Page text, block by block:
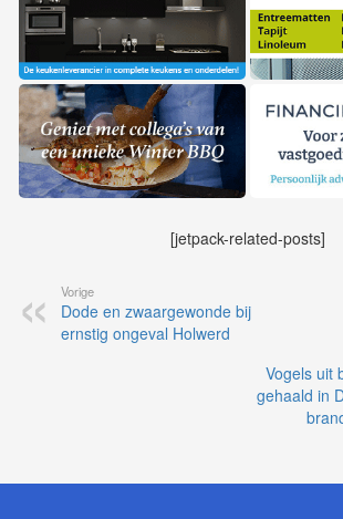
[jetpack-related-posts]
Vorige
Dode en zwaargewonde bij
ernstig ongeval Holwerd
Vogels uit
gehaald in